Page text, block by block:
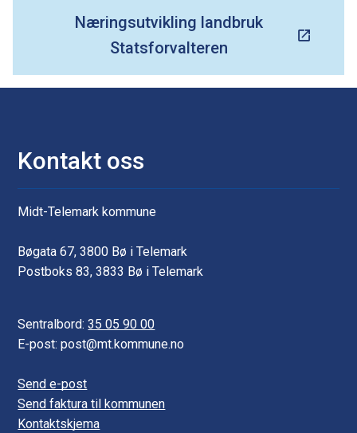
Næringsutvikling landbruk
Statsforvalteren
Kontakt oss
Midt-Telemark kommune
Bøgata 67, 3800 Bø i Telemark
Postboks 83, 3833 Bø i Telemark
Sentralbord:35 05 90 00
E-post: post@mt.kommune.no
Send e-post
Send faktura til kommunen
Kontaktskjema